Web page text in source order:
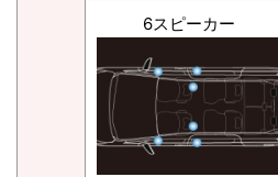
6スピーカー